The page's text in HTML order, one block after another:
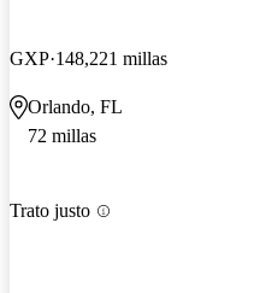
GXP 148,221 millas
Orlando, FL
72 millas
Trato justo